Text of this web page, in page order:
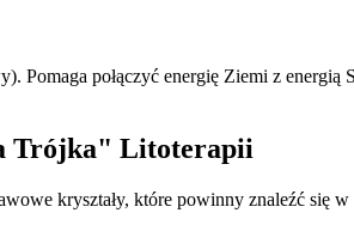
Pomaga połączyć energię Ziemi z
Trójka" Litoterapii
kryształy, które powinny znaleźć się